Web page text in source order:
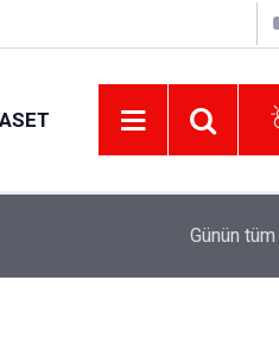
Günün tüm